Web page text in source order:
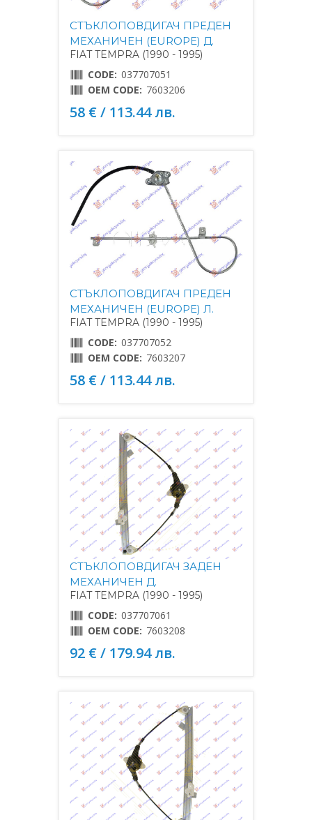
СТЪКЛОПОВДИГАЧ ПРЕДЕН
МЕХАНИЧЕН (EUROPE) Д.
FIAT TEMPRA (1990 - 1995)
CODE: 037707051
OEM CODE: 7603206
58 € / 113.44 лв.
СТЪКЛОПОВДИГАЧ ПРЕДЕН
МЕХАНИЧЕН (EUROPE) Л.
FIAT TEMPRA (1990 - 1995)
CODE: 037707052
OEM CODE: 7603207
58 € / 113.44 лв.
СТЪКЛОПОВДИГАЧ ЗАДЕН
МЕХАНИЧЕН Д.
FIAT TEMPRA (1990 - 1995)
CODE: 037707061
OEM CODE: 7603208
92 € / 179.94 лв.